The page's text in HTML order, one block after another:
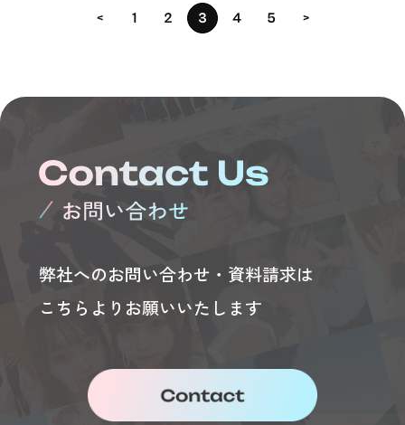
< 1 2 3 4 5 >
弊社へのお問い合わせ・資料請求は
こちらよりお願いいたします